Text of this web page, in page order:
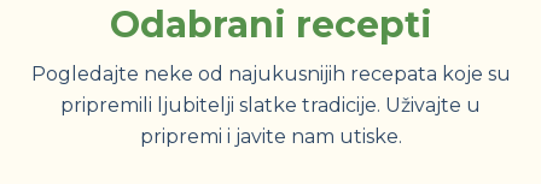
Odabrani recepti
Pogledajte neke od najukusnijih recepata koje su
pripremili ljubitelji slatke tradicije. Uživajte u
pripremi i javite nam utiske.